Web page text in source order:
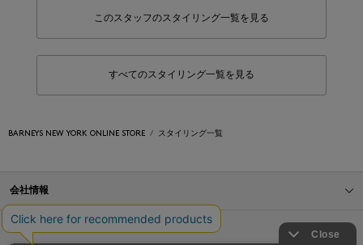
このスタッフのスタイリング一覧を見る
すべてのスタイリング一覧を見る
BARNEYS NEW YORK ONLINE STORE スタイリング一覧
会社情報
オンラインストアショッピングガイド